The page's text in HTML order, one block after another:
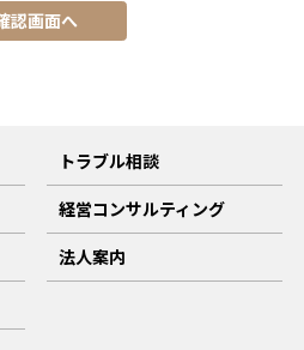
トラブル相談
経営コンサルティング
法人案内